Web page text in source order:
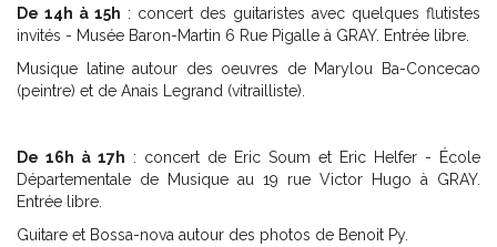
De 14h à 15h : concert des guitaristes avec quelques flutistes
invités - Musée Baron-Martin 6 Rue Pigalle à GRAY. Entrée libre.
Musique latine autour des oeuvres de Marylou Ba-Concecao
(peintre) et de Anais Legrand (vitrailliste).
De 16h à 17h : concert de Eric Soum et Eric Helfer - École
Départementale de Musique au 19 rue Victor Hugo à GRAY.
Entrée libre.
Guitare et Bossa-nova autour des photos de Benoit Py.